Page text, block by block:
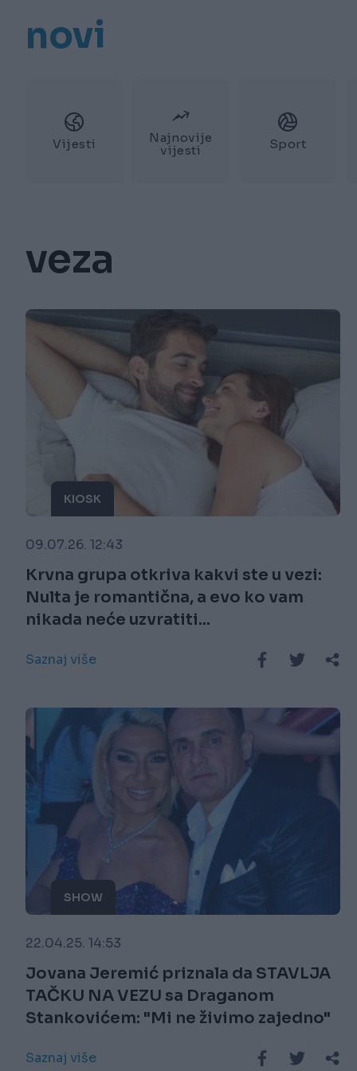
novi
Vijesti
Najnovije
vijesti
Sport
veza
KIOSK
09.07.26. 12:43
Krvna grupa otkriva kakvi ste u vezi:
Nulta je romantična, a evo ko vam
nikada neće uzvratiti...
Saznaj više
SHOW
22.04.25. 14:53
Jovana Jeremić priznala da STAVLJA
TAČKU NA VEZU sa Draganom
Stankovićem: "Mi ne živimo zajedno"
Saznaj više